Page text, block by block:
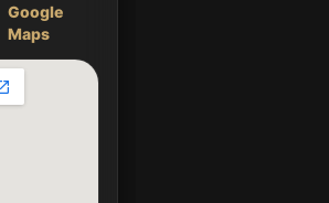
Google
Maps